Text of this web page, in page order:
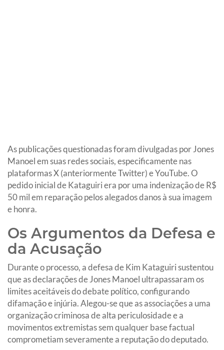
As publicações questionadas foram divulgadas por Jones
Manoel em suas redes sociais, especificamente nas
plataformas X (anteriormente Twitter) e YouTube. O
pedido inicial de Kataguiri era por uma indenização de R$
50 mil em reparação pelos alegados danos à sua imagem
e honra.
Os Argumentos da Defesa e
da Acusação
Durante o processo, a defesa de Kim Kataguiri sustentou
que as declarações de Jones Manoel ultrapassaram os
limites aceitáveis do debate político, configurando
difamação e injúria. Alegou-se que as associações a uma
organização criminosa de alta periculosidade e a
movimentos extremistas sem qualquer base factual
comprometiam severamente a reputação do deputado.